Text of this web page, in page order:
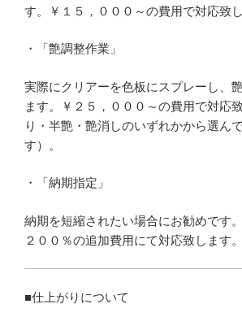
す。￥１５，０００～の費用で対応致し
・「艶調整作業」
実際にクリアーを色板にスプレーし、
ます。￥２５，０００～の費用で対応
り・半艶・艶消しのいずれかから選ん
す）。
・「納期指定」
納期を短縮されたい場合にお勧めです
２００％の追加費用にて対応致します。
■仕上がりについて